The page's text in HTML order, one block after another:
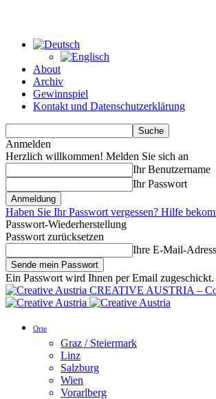
About
Archiv
Gewinnspiel
Kontakt und Datenschutzerklärung
Anmelden
Herzlich willkommen! Melden Sie sich an
Ihr Benutzername
Ihr Passwort
Haben Sie Ihr Passwort vergessen? Hilfe
Passwort-Wiederherstellung
Passwort zurücksetzen
Ihre E-Mail-
Ein Passwort wird Ihnen per Email zugeschickt.
CREATIVE AUSTRIA –
Orte
Graz / Steiermark
Linz
Salzburg
Wien
Vorarlberg